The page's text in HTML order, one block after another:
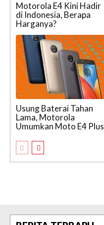
Motorola E4 Kini Hadir
di Indonesia, Berapa
Harganya?
Usung Baterai Tahan
Lama, Motorola
Umumkan Moto E4 Plus